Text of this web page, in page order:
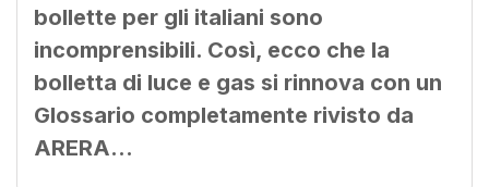
bollette per gli italiani sono
incomprensibili. Così, ecco che la
bolletta di luce e gas si rinnova con un
Glossario completamente rivisto da
ARERA…